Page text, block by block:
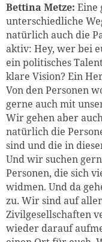
Bettina Metze: Eine
unterschiedliche
natürlich auch die
aktiv: Hey, wer bei
ein politisches
klare Vision? Ein
Von den Personen
gerne auch mit
Wir gehen aber
natürlich die
sind und die in
Und wir suchen
Personen, die sich
widmen. Und da
zu. Wir sind auf
Zivilgesellschaften
wieder darauf